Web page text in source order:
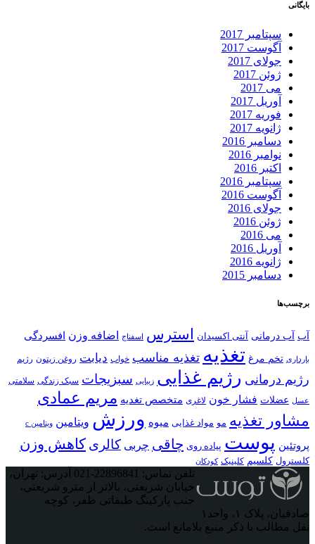
بایگانی
سپتامبر 2017
آگوست 2017
جولای 2017
ژوئن 2017
می 2017
آوریل 2017
فوریه 2017
ژانویه 2017
دسامبر 2016
نوامبر 2016
اکتبر 2016
سپتامبر 2016
آگوست 2016
جولای 2016
ژوئن 2016
می 2016
آوریل 2016
ژانویه 2016
دسامبر 2015
برچسب‌ها
آب آب درمانی آنتی اکسیدان استرس اسفناج اضافه وزن افسردگی
بارداری تخم مرغ تغذیه تغذیه مناسب خواب دیابت روغن زیتون رژیم
رژیم درمانی رژیم غذایی زیبایی سبزیجات سبک زندگی سلامتی
عسل عضلات فشار خون لاغری متخصص تغدیه مریم عمادی
مشاور تغذیه مو مواد غذایی میوه ورزش ویتامین ویتامین c
پروتئین پوست پیاده روی چاقی چربی کالری کاهش وزن
کلسترول کلسیم کلینیک کودکان
تلفن تماس: 22896841-021
آدرس: تهران،
خیابان شریعتی، بالاتر از مترو شریعتی،
جنب پارکینگ طبقاتی ظفر، کوچه
صادقیان، پلاک ۱، واحد۱
نقل مطالب با ذکر منبع بلامانع است.